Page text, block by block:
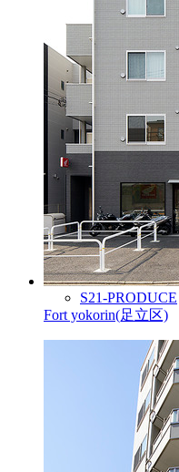
S21-PRODUCE
Fort yokorin(足立区)